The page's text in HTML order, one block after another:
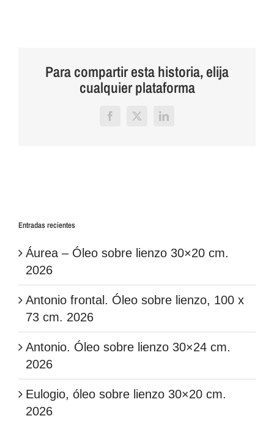
Para compartir esta historia, elija
cualquier plataforma
Facebook
X LinkedIn
Entradas recientes
Áurea – Óleo sobre lienzo 30×20 cm.
2026
Antonio frontal. Óleo sobre lienzo, 100 x
73 cm. 2026
Antonio. Óleo sobre lienzo 30×24 cm.
2026
Eulogio, óleo sobre lienzo 30×20 cm.
2026